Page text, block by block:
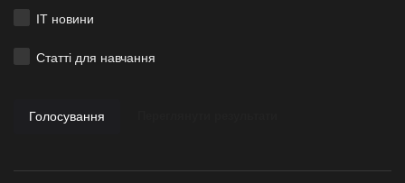
ІТ новини
Статті для навчання
Голосування